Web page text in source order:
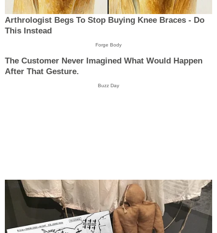
Arthrologist Begs To Stop Buying Knee Braces - Do
This Instead
Forge Body
The Customer Never Imagined What Would Happen
After That Gesture.
Buzz Day